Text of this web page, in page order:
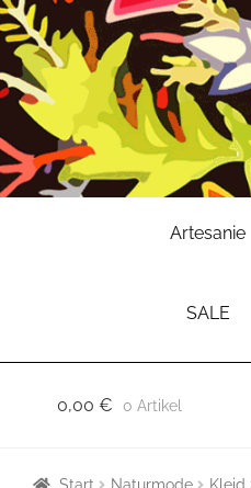
Artesanie
SALE
0,00 € 0 Artikel